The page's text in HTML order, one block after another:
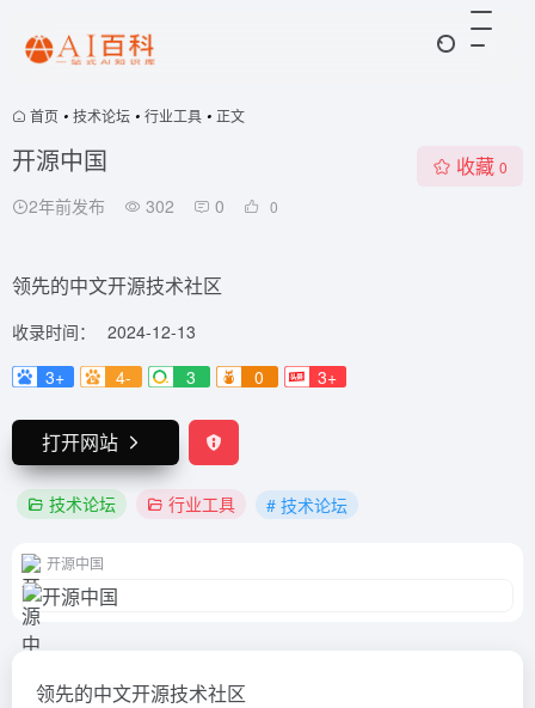
首页 • 技术论坛 • 行业工具 • 正文
开源中国
2年前发布 302 0 0
收藏 0
领先的中文开源技术社区
收录时间：
2024-12-13
3+
4- 3 0 3+
打开网站
技术论坛 行业工具 # 技术论坛
开源中国
领先的中文开源技术社区